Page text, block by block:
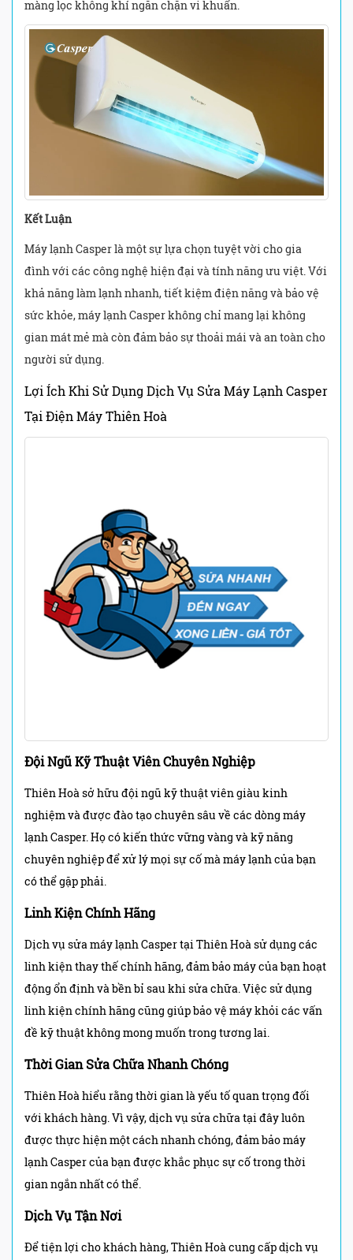
màng lọc không khí ngăn chặn vi khuẩn.
Kết Luận
Máy lạnh Casper là một sự lựa chọn tuyệt vời cho gia
đình với các công nghệ hiện đại và tính năng ưu việt. Với
khả năng làm lạnh nhanh, tiết kiệm điện năng và bảo vệ
sức khỏe, máy lạnh Casper không chỉ mang lại không
gian mát mẻ mà còn đảm bảo sự thoải mái và an toàn cho
người sử dụng.
Lợi Ích Khi Sử Dụng Dịch Vụ Sửa Máy Lạnh Casper
Tại Điện Máy Thiên Hoà
Đội Ngũ Kỹ Thuật Viên Chuyên Nghiệp
Thiên Hoà sở hữu đội ngũ kỹ thuật viên giàu kinh
nghiệm và được đào tạo chuyên sâu về các dòng máy
lạnh Casper. Họ có kiến thức vững vàng và kỹ năng
chuyên nghiệp để xử lý mọi sự cố mà máy lạnh của bạn
có thể gặp phải.
Linh Kiện Chính Hãng
Dịch vụ sửa máy lạnh Casper tại Thiên Hoà sử dụng các
linh kiện thay thế chính hãng, đảm bảo máy của bạn hoạt
động ổn định và bền bỉ sau khi sửa chữa. Việc sử dụng
linh kiện chính hãng cũng giúp bảo vệ máy khỏi các vấn
đề kỹ thuật không mong muốn trong tương lai.
Thời Gian Sửa Chữa Nhanh Chóng
Thiên Hoà hiểu rằng thời gian là yếu tố quan trọng đối
với khách hàng. Vì vậy, dịch vụ sửa chữa tại đây luôn
được thực hiện một cách nhanh chóng, đảm bảo máy
lạnh Casper của bạn được khắc phục sự cố trong thời
gian ngắn nhất có thể.
Dịch Vụ Tận Nơi
Để tiện lợi cho khách hàng, Thiên Hoà cung cấp dịch vụ